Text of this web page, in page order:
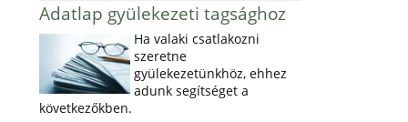
Adatlap gyülekezeti tagsághoz
Ha valaki csatlakozni
szeretne
gyülekezetünkhöz, ehhez
adunk segítséget a
következőkben.